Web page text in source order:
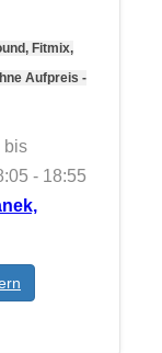
Fitmix,
Aufpreis -
bis
- 18:55